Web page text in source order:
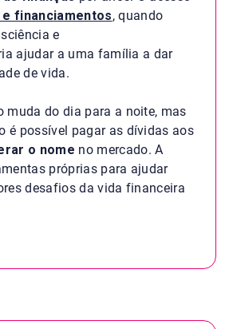
financiamentos, quando
e
ajudar a uma família a dar
de vida.
muda do dia para a noite, mas
é possível pagar as dívidas aos
o nome no mercado. A
próprias para ajudar
desafios da vida financeira